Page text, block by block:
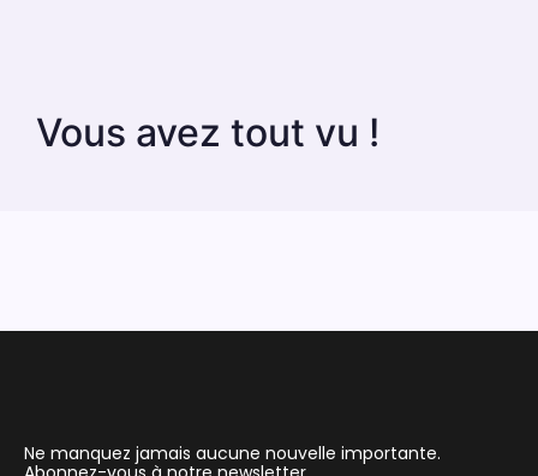
Vous avez tout vu !
Ne manquez jamais aucune nouvelle importante.